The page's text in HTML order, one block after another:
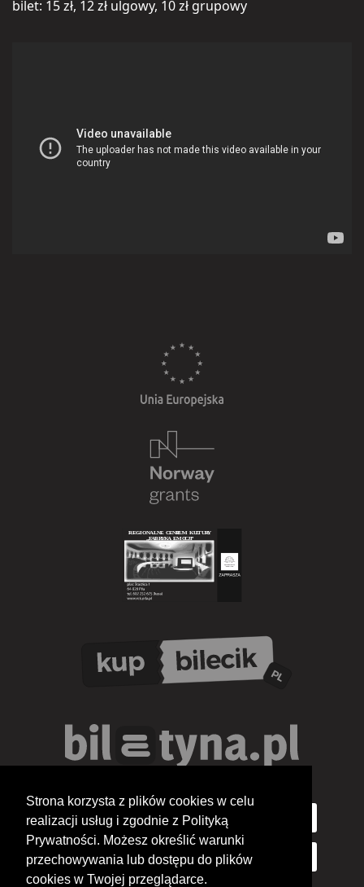
Strona korzysta z plików cookies w celu
realizacji usług i zgodnie z Polityką
Prywatności. Możesz określić warunki
przechowywania lub dostępu do plików
cookies w Twojej przeglądarce.
bilet: 15 zł, 12 zł ulgowy, 10 zł grupowy